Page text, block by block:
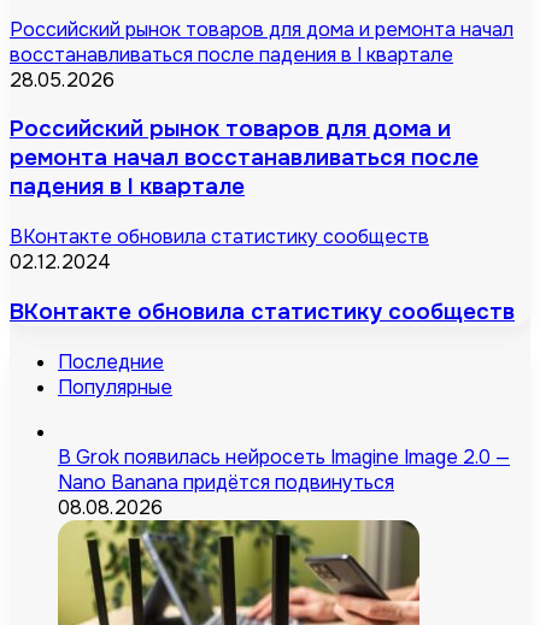
Российский рынок товаров для дома и ремонта начал
восстанавливаться после падения в I квартале
28.05.2026
Российский рынок товаров для дома и
ремонта начал восстанавливаться после
падения в I квартале
ВКонтакте обновила статистику сообществ
02.12.2024
ВКонтакте обновила статистику сообществ
Последние
Популярные
В Grok появилась нейросеть Imagine Image 2.0 —
Nano Banana придётся подвинуться
08.08.2026